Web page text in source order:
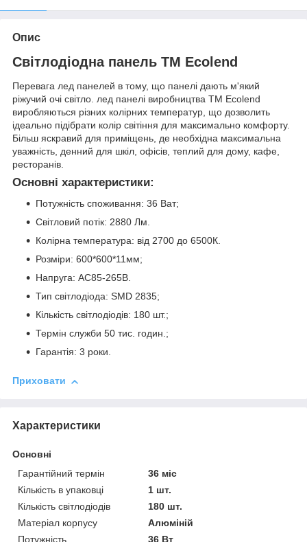
Опис
Світлодіодна панель ТМ Ecolend
Перевага лед панелей в тому, що панелі дають м'який
ріжучий очі світло. лед панелі виробництва ТМ Ecolend
виробляються різних колірних температур, що дозволить
ідеально підібрати колір світіння для максимально комфорту.
Більш яскравий для приміщень, де необхідна максимальна
уважність, денний для шкіл, офісів, теплий для дому, кафе,
ресторанів.
Основні характеристики:
Потужність споживання: 36 Ват;
Світловий потік: 2880 Лм.
Колірна температура: від 2700 до 6500К.
Розміри: 600*600*11мм;
Напруга: АС85-265В.
Тип світлодіода: SMD 2835;
Кількість світлодіодів: 180 шт.;
Термін служби 50 тис. годин.;
Гарантія: 3 роки.
Приховати
Характеристики
Основні
Гарантійний термін
36 міс
Кількість в упаковці
1 шт.
Кількість світлодіодів
180 шт.
Матеріал корпусу
Алюміній
Потужність
36 Вт